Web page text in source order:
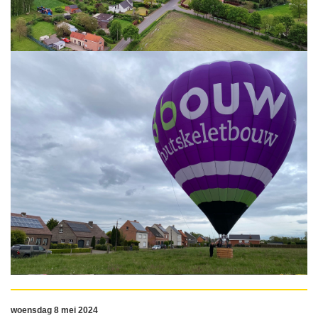
woensdag 8 mei 2024